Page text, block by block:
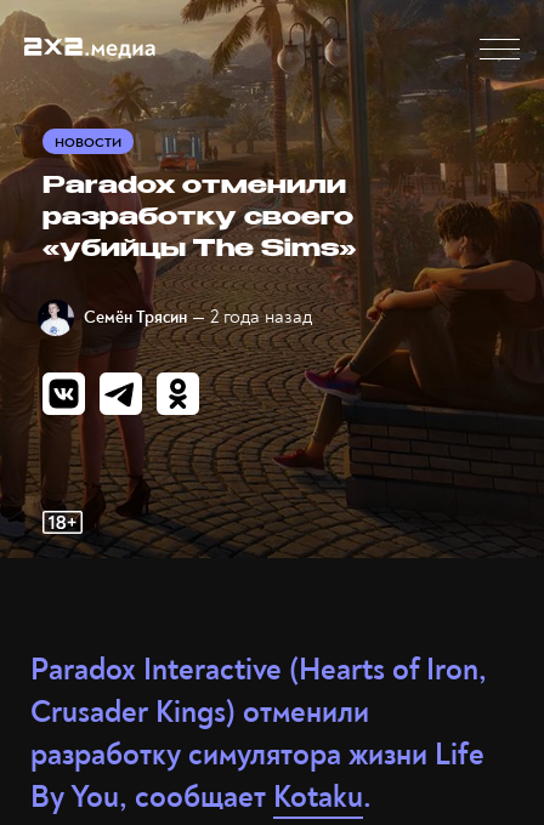
НОВОСТИ
Paradox отменили
разработку своего
«убийцы The Sims»
Семён Трясин — 2 года назад
Paradox Interactive (Hearts of Iron,
Crusader Kings) отменили
разработку симулятора жизни Life
By You, сообщает Kotaku.